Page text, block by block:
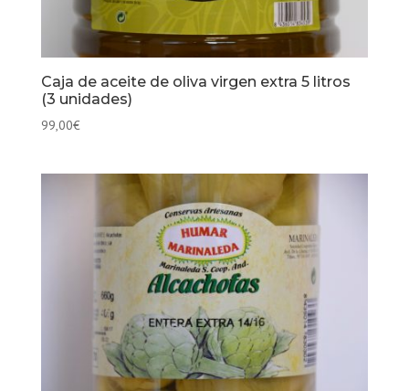
Caja de aceite de oliva virgen extra 5 litros
(3 unidades)
99,00€